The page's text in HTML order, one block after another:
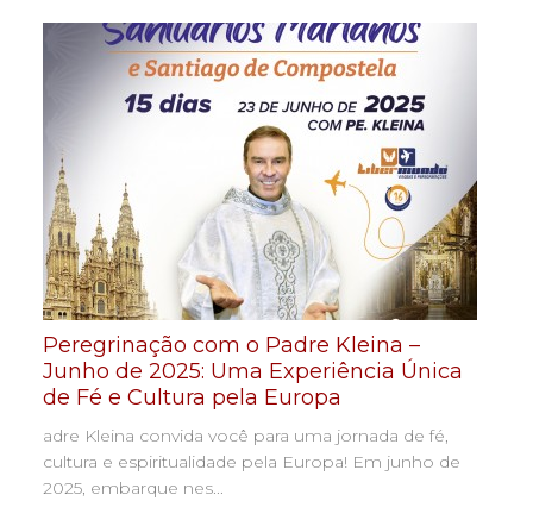
Peregrinação com o Padre Kleina –
Junho de 2025: Uma Experiência Única
de Fé e Cultura pela Europa
adre Kleina convida você para uma jornada de fé,
cultura e espiritualidade pela Europa! Em junho de
2025, embarque nes...